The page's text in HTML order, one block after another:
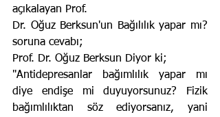
açıkalayan Prof.
Dr. Oğuz Berksun'un Bağılılık yapar mı?
soruna cevabı;
Prof. Dr. Oğuz Berksun Diyor ki;
"Antidepresanlar bağımlılık yapar mı
diye endişe mi duyuyorsunuz? Fizik
bağımlılıktan söz ediyorsanız, yani